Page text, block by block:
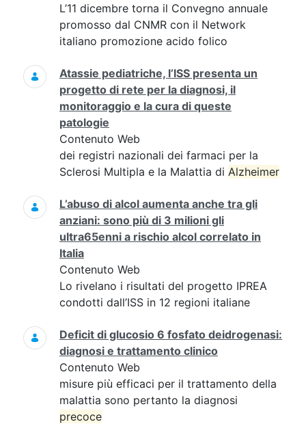
L’11 dicembre torna il Convegno annuale
promosso dal CNMR con il Network
italiano promozione acido folico
Atassie pediatriche, l’ISS presenta un
progetto di rete per la diagnosi, il
monitoraggio e la cura di queste
patologie
Contenuto Web
dei registri nazionali dei farmaci per la
Sclerosi Multipla e la Malattia di Alzheimer
L’abuso di alcol aumenta anche tra gli
anziani: sono più di 3 milioni gli
ultra65enni a rischio alcol correlato in
Italia
Contenuto Web
Lo rivelano i risultati del progetto IPREA
condotti dall’ISS in 12 regioni italiane
Deficit di glucosio 6 fosfato deidrogenasi:
diagnosi e trattamento clinico
Contenuto Web
misure più efficaci per il trattamento della
malattia sono pertanto la diagnosi
precoce